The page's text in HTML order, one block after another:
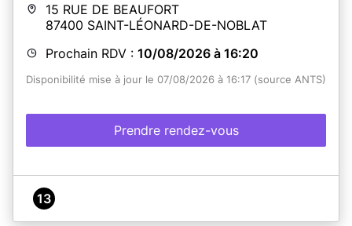
15 RUE DE BEAUFORT
87400 SAINT-LÉONARD-DE-NOBLAT
Prochain RDV : 10/08/2026 à 16:20
Disponibilité mise à jour le 07/08/2026 à 16:17 (source ANTS)
Prendre rendez-vous
13